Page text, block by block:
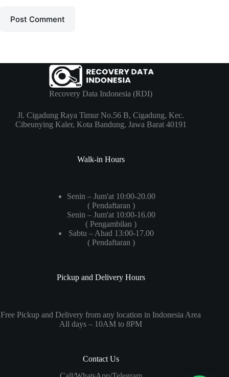
Post Comment
Recovery Data Indonesia (RDI)
Jl. Cigadung Raya Timur No.56 B, Cigadung, Kec.
Cibeunying Kaler, Kota Bandung, Jawa Barat 40191
Walk-in Hours
Senin – Jum'at 10:00-20.00
( Pendaftaran )
Senin – Jum'at 10:00-16.00
( Pengambilan )
Sabtu – Ahad 13:00-17.00
( Pendaftaran )
Pickup and Delivery Hours
Free Pickup and Delivery from any location in Indonesia Area
All days – 10AM to 8PM
Contact Us